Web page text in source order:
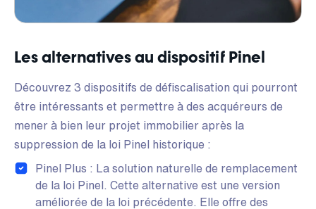
Les alternatives au dispositif Pinel
Découvrez 3 dispositifs de défiscalisation qui pourront
être intéressants et permettre à des acquéreurs de
mener à bien leur projet immobilier après la
suppression de la loi Pinel historique :
Pinel Plus : La solution naturelle de remplacement
de la loi Pinel. Cette alternative est une version
améliorée de la loi précédente. Elle offre des